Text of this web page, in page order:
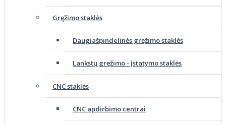
Gręžimo staklės
Daugiašpindelinės gręžimo staklės
Lankstų gręžimo - įstatymo staklės
CNC staklės
CNC apdirbimo centrai